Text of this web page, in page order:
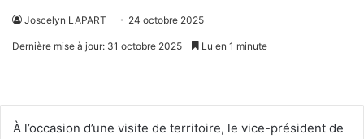
Joscelyn LAPART 24 octobre 2025
Dernière mise à jour: 31 octobre 2025 Lu en 1 minute
À l’occasion d’une visite de territoire, le vice-président de